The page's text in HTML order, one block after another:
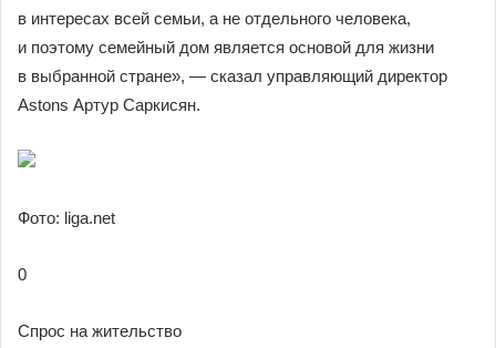
в интересах всей семьи, а не отдельного человека,
и поэтому семейный дом является основой для жизни
в выбранной стране», — сказал управляющий директор
Astons Артур Саркисян.
Фото: liga.net
0
Спрос на жительство